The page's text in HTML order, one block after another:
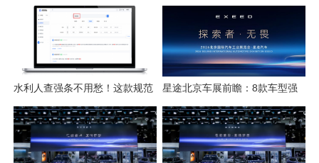
性方案解析
水利人查强条不用愁！这款规范
检索工具一键搞定
星途北京车展前瞻：8款车型强
势集结，开启3.0性能豪华探索
新姿态